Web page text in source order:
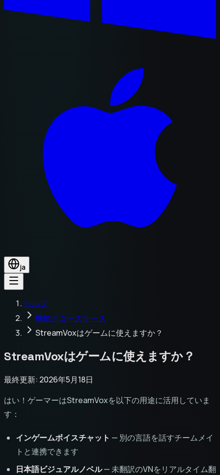
ja
ヘルプ
機能とユースケース
StreamVoxはゲームに使えますか？
StreamVoxはゲームに使えますか？
最終更新: 2026年5月18日
はい！ゲーマーはStreamVoxを以下の用途に活用していま
す：
インゲームボイスチャット — 別の言語を話すチームメイ
トと連携できます
日本語ビジュアルノベル— 未翻訳のVNをリアルタイム翻